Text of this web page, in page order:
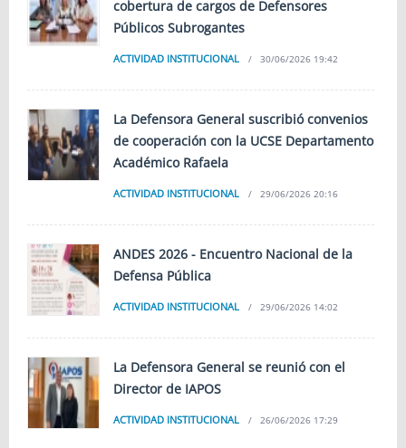
cobertura de cargos de Defensores
Públicos Subrogantes
ACTIVIDAD INSTITUCIONAL 30/06/2026 19:42
La Defensora General suscribió convenios
de cooperación con la UCSE Departamento
Académico Rafaela
ACTIVIDAD INSTITUCIONAL 29/06/2026 20:16
ANDES 2026 - Encuentro Nacional de la
Defensa Pública
ACTIVIDAD INSTITUCIONAL 29/06/2026 14:02
La Defensora General se reunió con el
Director de IAPOS
ACTIVIDAD INSTITUCIONAL 26/06/2026 17:29